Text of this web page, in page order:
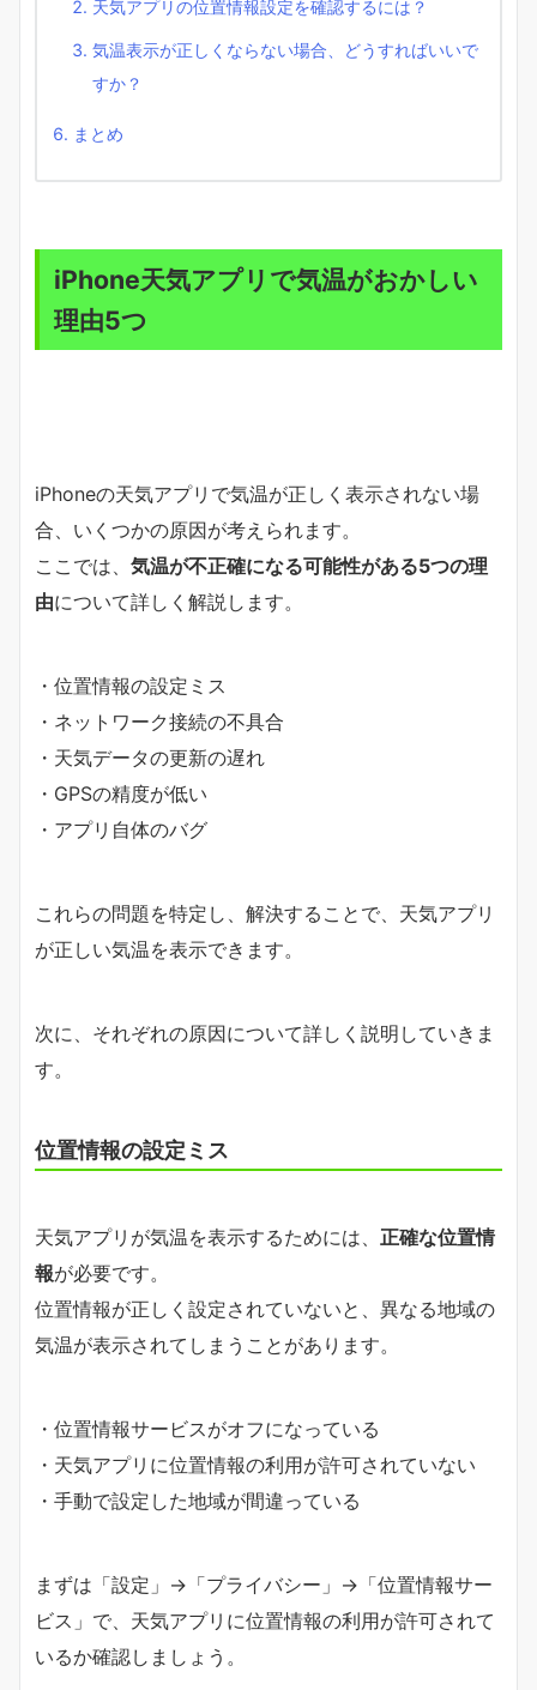
天気アプリの位置情報設定を確認するには？
気温表示が正しくならない場合、どうすればいいで
すか？
まとめ
iPhone天気アプリで気温がおかしい
理由5つ
iPhoneの天気アプリで気温が正しく表示されない場
合、いくつかの原因が考えられます。
ここでは、 気温が不正確になる可能性がある5つの理
由について詳しく解説します。
・位置情報の設定ミス
・ネットワーク接続の不具合
・天気データの更新の遅れ
・GPSの精度が低い
・アプリ自体のバグ
これらの問題を特定し、解決することで、天気アプリ
が正しい気温を表示できます。
次に、それぞれの原因について詳しく説明していきま
す。
位置情報の設定ミス
天気アプリが気温を表示するためには、 正確な位置情
報が必要です。
位置情報が正しく設定されていないと、異なる地域の
気温が表示されてしまうことがあります。
・位置情報サービスがオフになっている
・天気アプリに位置情報の利用が許可されていない
・手動で設定した地域が間違っている
まずは「設定」→「プライバシー」→「位置情報サー
ビス」で、天気アプリに位置情報の利用が許可されて
いるか確認しましょう。